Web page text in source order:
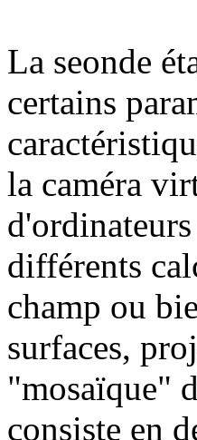
La seonde
certains
la caméra
différents
champ ou
surfaces,
"mosaïque"
consiste en